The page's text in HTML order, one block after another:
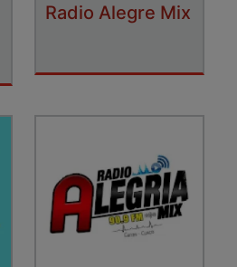
Radio Alegre Mix